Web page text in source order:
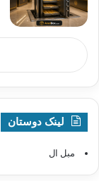
لینک دوستان
مبل ال